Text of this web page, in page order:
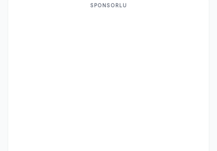
SPONSORLU